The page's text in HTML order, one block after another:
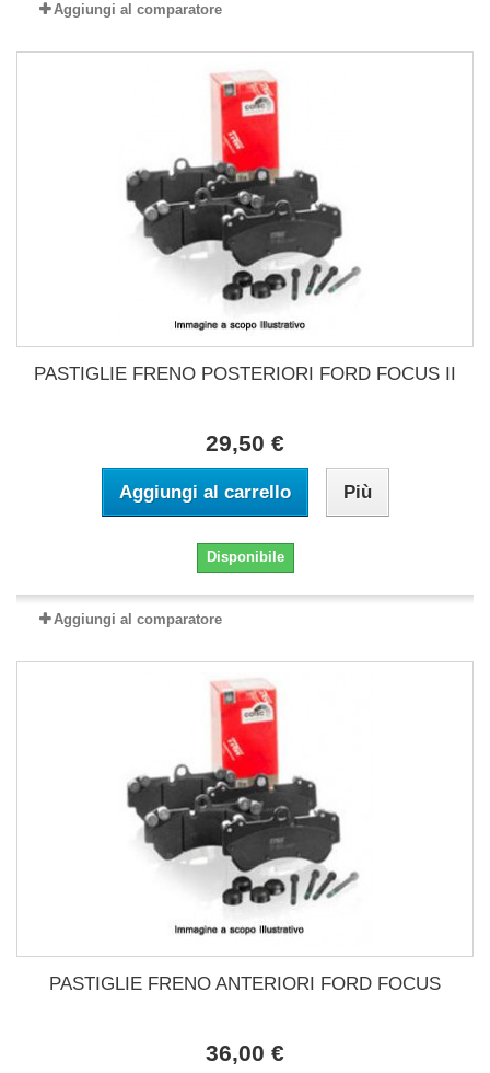
Aggiungi al comparatore
PASTIGLIE FRENO POSTERIORI FORD FOCUS II
29,50 €
Aggiungi al carrello Più
Disponibile
Aggiungi al comparatore
PASTIGLIE FRENO ANTERIORI FORD FOCUS
36,00 €